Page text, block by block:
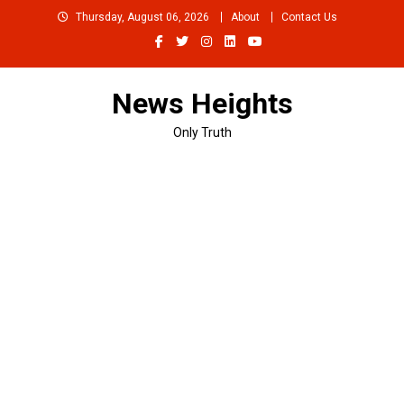
Thursday, August 06, 2026 About Contact Us
News Heights
Only Truth